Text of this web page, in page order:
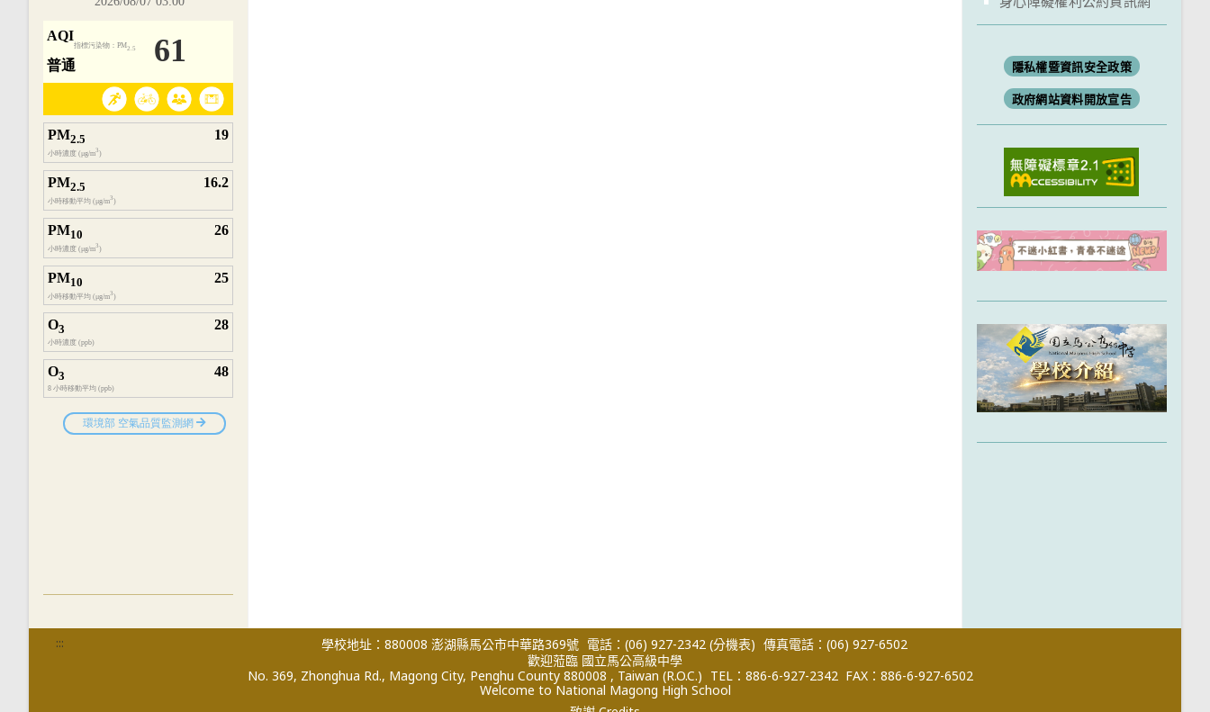
隱私權暨資訊安全政策
政府網站資料開放宣告
::: 學校地址：880008 澎湖縣馬公市中華路369號 電話：(06) 927-2342 (分機表) 傳真電話：(06) 927-6502
歡迎蒞臨 國立馬公高級中學
No. 369, Zhonghua Rd., Magong City, Penghu County 880008 , Taiwan (R.O.C.) TEL：886-6-927-2342 FAX：886-6-927-6502
Welcome to National Magong High School